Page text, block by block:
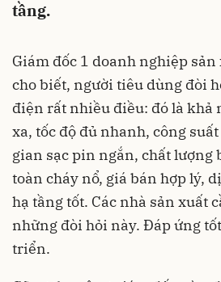
tầng.
Giám đốc 1 doanh nghiệp
cho biết, người tiêu dùng đòi
điện rất nhiều điều: đó là khả
xa, tốc độ đủ nhanh, công
gian sạc pin ngắn, chất lượng
toàn cháy nổ, giá bán hợp lý,
hạ tầng tốt. Các nhà sản xuất
những đòi hỏi này. Đáp ứng
triển.